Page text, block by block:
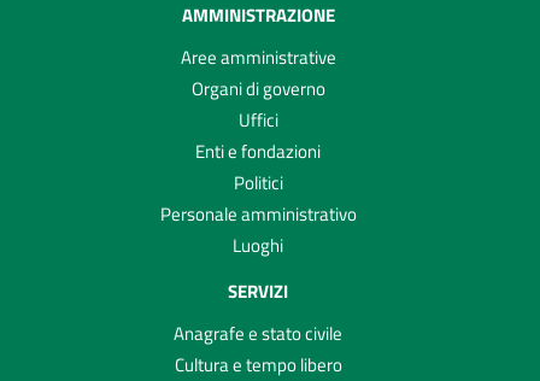
AMMINISTRAZIONE
Aree amministrative
Organi di governo
Uffici
Enti e fondazioni
Politici
Personale amministrativo
Luoghi
SERVIZI
Anagrafe e stato civile
Cultura e tempo libero